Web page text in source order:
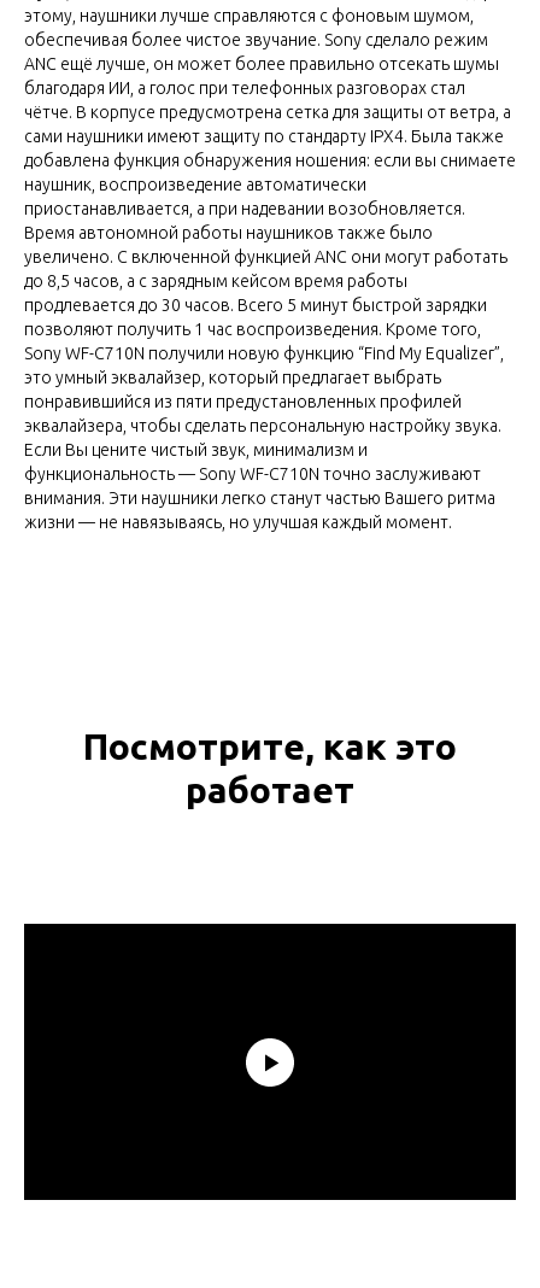
этому, наушники лучше справляются с фоновым шумом,
обеспечивая более чистое звучание. Sony сделало режим
ANC ещё лучше, он может более правильно отсекать шумы
благодаря ИИ, а голос при телефонных разговорах стал
чётче. В корпусе предусмотрена сетка для защиты от ветра, а
сами наушники имеют защиту по стандарту IPX4. Была также
добавлена функция обнаружения ношения: если вы снимаете
наушник, воспроизведение автоматически
приостанавливается, а при надевании возобновляется.
Время автономной работы наушников также было
увеличено. С включенной функцией ANC они могут работать
до 8,5 часов, а с зарядным кейсом время работы
продлевается до 30 часов. Всего 5 минут быстрой зарядки
позволяют получить 1 час воспроизведения. Кроме того,
Sony WF-C710N получили новую функцию “Find My Equalizer”,
это умный эквалайзер, который предлагает выбрать
понравившийся из пяти предустановленных профилей
эквалайзера, чтобы сделать персональную настройку звука.
Если Вы цените чистый звук, минимализм и
функциональность — Sony WF-C710N точно заслуживают
внимания. Эти наушники легко станут частью Вашего ритма
жизни — не навязываясь, но улучшая каждый момент.
Посмотрите, как это
работает